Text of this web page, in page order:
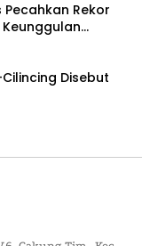
Rekor
Keunggulan
Disebut